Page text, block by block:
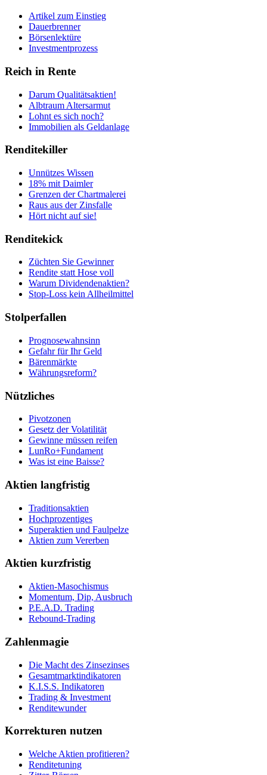
Artikel zum Einstieg
Dauerbrenner
Börsenlektüre
Investmentprozess
Reich in Rente
Darum Qualitätsaktien!
Albtraum Altersarmut
Lohnt es sich noch?
Immobilien als Geldanlage
Renditekiller
Unnützes Wissen
18% mit Daimler
Grenzen der Chartmalerei
Raus aus der Zinsfalle
Hört nicht auf sie!
Renditekick
Züchten Sie Gewinner
Rendite statt Hose voll
Warum Dividendenaktien?
Stop-Loss kein Allheilmittel
Stolperfallen
Prognosewahnsinn
Gefahr für Ihr Geld
Bärenmärkte
Währungsreform?
Nützliches
Pivotzonen
Gesetz der Volatilität
Gewinne müssen reifen
LunRo+Fundament
Was ist eine Baisse?
Aktien langfristig
Traditionsaktien
Hochprozentiges
Superaktien und Faulpelze
Aktien zum Vererben
Aktien kurzfristig
Aktien-Masochismus
Momentum, Dip, Ausbruch
P.E.A.D. Trading
Rebound-Trading
Zahlenmagie
Die Macht des Zinsezinses
Gesamtmarktindikatoren
K.I.S.S. Indikatoren
Trading & Investment
Renditewunder
Korrekturen nutzen
Welche Aktien profitieren?
Renditetuning